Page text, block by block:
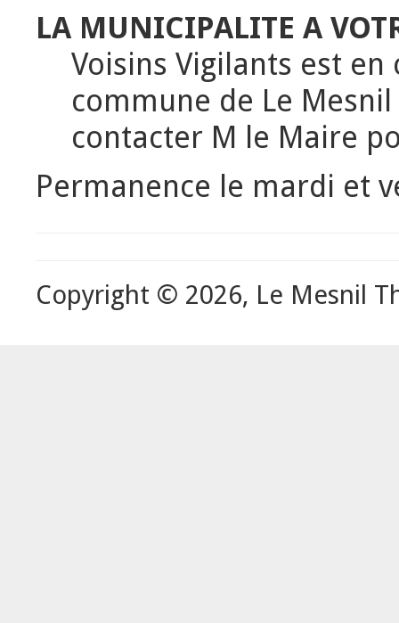
LA MUNICIPALITE A
Voisins Vigilants est
commune de Le
contacter M le Maire
Permanence le mardi et
Copyright © 2026, Le Mesnil